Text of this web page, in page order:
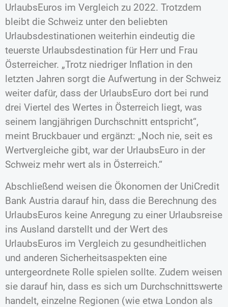
UrlaubsEuros im Vergleich zu 2022. Trotzdem
bleibt die Schweiz unter den beliebten
Urlaubsdestinationen weiterhin eindeutig die
teuerste Urlaubsdestination für Herr und Frau
Österreicher. „Trotz niedriger Inflation in den
letzten Jahren sorgt die Aufwertung in der Schweiz
weiter dafür, dass der UrlaubsEuro dort bei rund
drei Viertel des Wertes in Österreich liegt, was
seinem langjährigen Durchschnitt entspricht“,
meint Bruckbauer und ergänzt: „Noch nie, seit es
Wertvergleiche gibt, war der UrlaubsEuro in der
Schweiz mehr wert als in Österreich.“
Abschließend weisen die Ökonomen der UniCredit
Bank Austria darauf hin, dass die Berechnung des
UrlaubsEuros keine Anregung zu einer Urlaubsreise
ins Ausland darstellt und der Wert des
UrlaubsEuros im Vergleich zu gesundheitlichen
und anderen Sicherheitsaspekten eine
untergeordnete Rolle spielen sollte. Zudem weisen
sie darauf hin, dass es sich um Durchschnittswerte
handelt, einzelne Regionen (wie etwa London als